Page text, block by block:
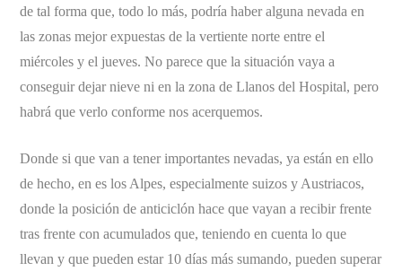
de tal forma que, todo lo más, podría haber alguna nevada en
las zonas mejor expuestas de la vertiente norte entre el
miércoles y el jueves. No parece que la situación vaya a
conseguir dejar nieve ni en la zona de Llanos del Hospital, pero
habrá que verlo conforme nos acerquemos.
Donde si que van a tener importantes nevadas, ya están en ello
de hecho, en es los Alpes, especialmente suizos y Austriacos,
donde la posición de anticiclón hace que vayan a recibir frente
tras frente con acumulados que, teniendo en cuenta lo que
llevan y que pueden estar 10 días más sumando, pueden superar